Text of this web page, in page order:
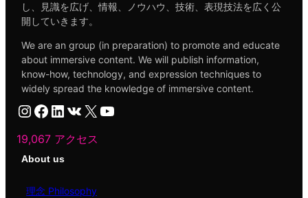
し、見識を広げ、情報、ノウハウ、技術、表現技法を広く公
開していきます。
We are an group (in preparation) to promote and educate
about immersive content. We will publish information,
know-how, technology, and expression techniques to
widely spread the knowledge of immersive content.
Instagram Facebook LinkedIn VK X YouTube
19,067 アクセス
About us
理念 Philosophy